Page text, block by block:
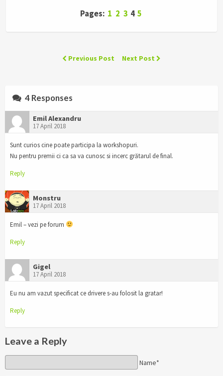
Pages: 1 2 3 4 5
Previous Post Next Post
4 Responses
Emil Alexandru
17 April 2018
Sunt curios cine poate participa la workshopuri.
Nu pentru premii ci ca sa va cunosc si incerc grătarul de final.
Reply
Monstru
17 April 2018
Emil – vezi pe forum
Reply
Gigel
17 April 2018
Eu nu am vazut specificat ce drivere s-au folosit la gratar!
Reply
Leave a Reply
Name*